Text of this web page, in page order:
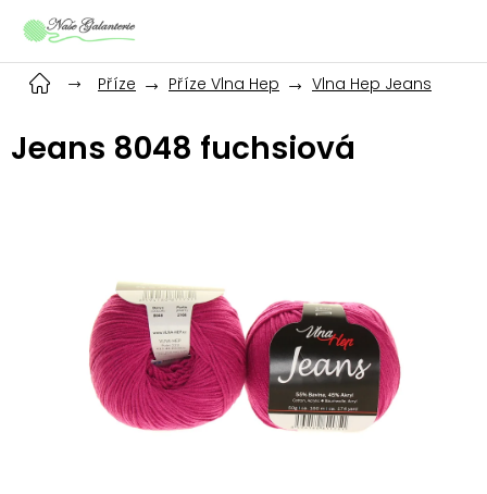
Příze
Příze Vlna Hep Vlna Hep Jeans
Jeans 8048 fuchsiová